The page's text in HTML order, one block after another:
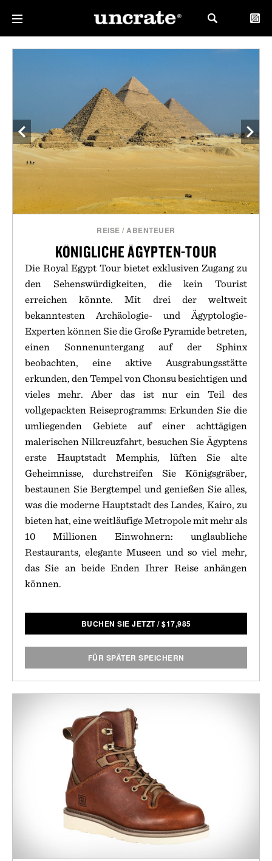
REISE /ABENTEUER
KÖNIGLICHE ÄGYPTEN-TOUR
Die Royal Egypt Tour bietet exklusiven Zugang zu
den Sehenswürdigkeiten, die kein Tourist
erreichen könnte. Mit drei der weltweit
bekanntesten Archäologie- und Ägyptologie-
Experten können Sie die Große Pyramide betreten,
einen Sonnenuntergang auf der Sphinx
beobachten, eine aktive Ausgrabungsstätte
erkunden, den Tempel von Chonsu besichtigen und
vieles mehr. Aber das ist nur ein Teil des
vollgepackten Reiseprogramms: Erkunden Sie die
umliegenden Gebiete auf einer achttägigen
malerischen Nilkreuzfahrt, besuchen Sie Ägyptens
erste Hauptstadt Memphis, lüften Sie alte
Geheimnisse, durchstreifen Sie Königsgräber,
bestaunen Sie Bergtempel und genießen Sie alles,
was die moderne Hauptstadt des Landes, Kairo, zu
bieten hat, eine weitläufige Metropole mit mehr als
10 Millionen Einwohnern: unglaubliche
Restaurants, elegante Museen und so viel mehr,
das Sie an beide Enden Ihrer Reise anhängen
können.
BUCHEN SIE JETZT/$17,985
FÜR SPÄTER SPEICHERN